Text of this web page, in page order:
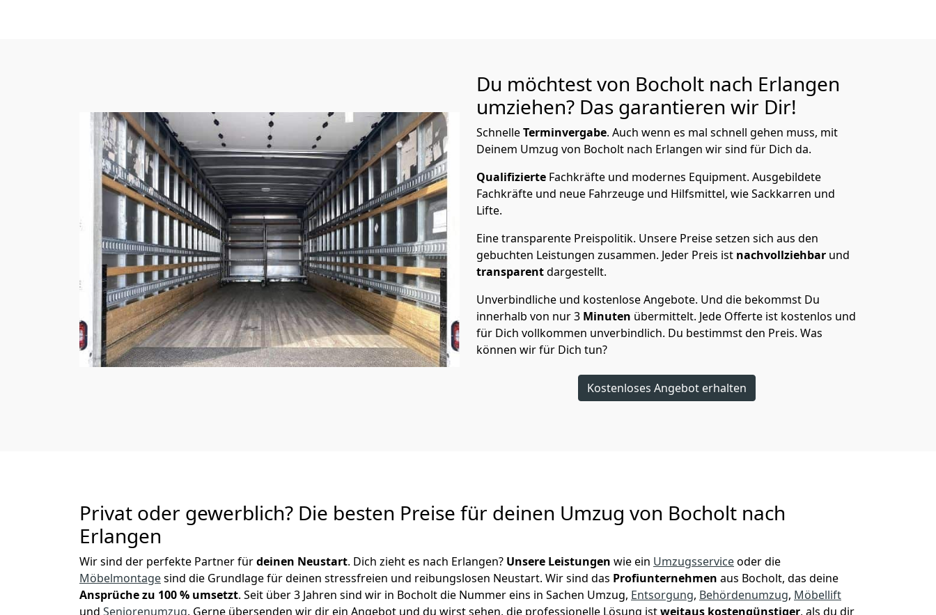
Du möchtest von Bocholt nach Erlangen
umziehen? Das garantieren wir Dir!
SchnelleTerminvergabe. Auch wenn es mal schnell gehen muss, mit
Deinem Umzug von Bocholt nach Erlangen wir sind für Dich da.
Qualifizierte Fachkräfte und modernes Equipment. Ausgebildete
Fachkräfte und neue Fahrzeuge und Hilfsmittel, wie Sackkarren und
Lifte.
Eine transparente Preispolitik. Unsere Preise setzen sich aus den
gebuchten Leistungen zusammen. Jeder Preis ist nachvollziehbar und
transparentdargestellt.
Unverbindliche und kostenlose Angebote. Und die bekommst Du
innerhalb von nur3 Minuten übermittelt. Jede Offerte ist kostenlos und
für Dich vollkommen unverbindlich. Du bestimmst den Preis. Was
können wir für Dich tun?
Kostenloses Angebot erhalten
Privat oder gewerblich? Die besten Preise für deinen Umzug von Bocholt nach
Erlangen
Wir sind der perfekte Partner fürdeinen Neustart. Dich zieht es nach Erlangen? Unsere Leistungen wie ein Umzugsserviceoder die
Möbelmontagesind die Grundlage für deinen stressfreien und reibungslosen Neustart. Wir sind das Profiunternehmen aus Bocholt, das deine
Ansprüche zu 100 % umsetzt. Seit über 3 Jahren sind wir in Bocholt die Nummer eins in Sachen Umzug, Entsorgung, Behördenumzug, Möbellift
und Seniorenumzug. Gerne übersenden wir dir ein Angebot und du wirst sehen, die professionelle Lösung istweitaus kostengünstiger, als du dir